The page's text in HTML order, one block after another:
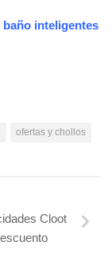
baño inteligentes
ofertas y chollos
Cloot